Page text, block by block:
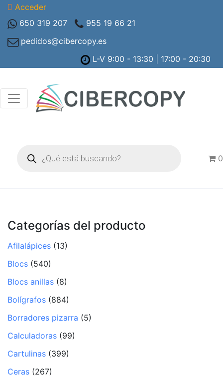
Acceder
650 319 207
955 19 66 21
pedidos@cibercopy.es
L-V 9:00 - 13:30 | 17:00 - 20:30
productos
0
Categorías del producto
Afilalápices (13)
Blocs (540)
Blocs anillas (8)
Bolígrafos (884)
Borradores pizarra (5)
Calculadoras (99)
Cartulinas (399)
Ceras (267)